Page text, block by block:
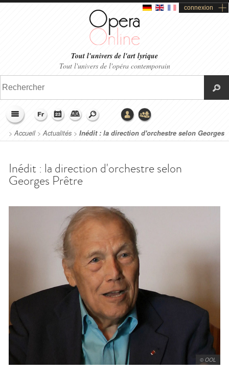
connexion
Tout l'univers de l'art lyrique
Tout l'univers de l'opéra contemporain
>Accueil>Actualités > Inédit : la direction d'orchestre selon Georges
Prêtre
Inédit : la direction d'orchestre selon
Georges Prêtre
© OOL